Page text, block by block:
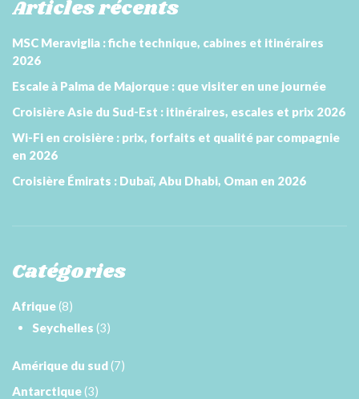
Articles récents
MSC Meraviglia : fiche technique, cabines et itinéraires
2026
Escale à Palma de Majorque : que visiter en une journée
Croisière Asie du Sud-Est : itinéraires, escales et prix 2026
Wi-Fi en croisière : prix, forfaits et qualité par compagnie
en 2026
Croisière Émirats : Dubaï, Abu Dhabi, Oman en 2026
Catégories
Afrique(8)
Seychelles (3)
Amérique du sud(7)
Antarctique(3)